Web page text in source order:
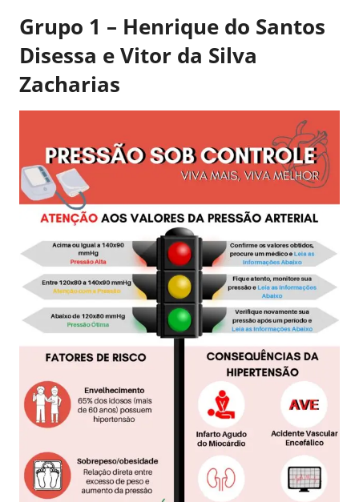
Grupo 1 – Henrique do Santos
Disessa e Vitor da Silva
Zacharias